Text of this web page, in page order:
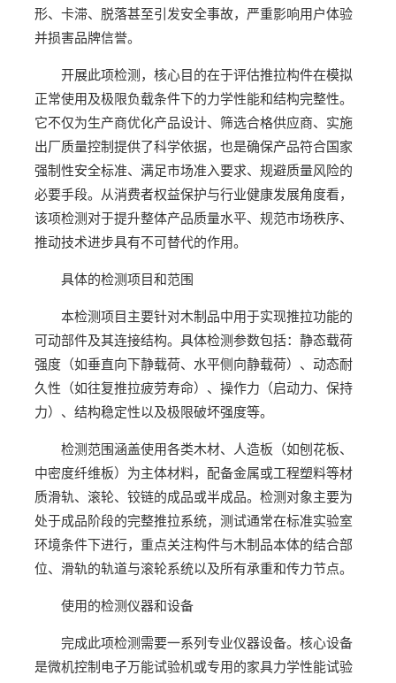
形、卡滞、脱落甚至引发安全事故，严重影响用户体验
并损害品牌信誉。
开展此项检测，核心目的在于评估推拉构件在模拟
正常使用及极限负载条件下的力学性能和结构完整性。
它不仅为生产商优化产品设计、筛选合格供应商、实施
出厂质量控制提供了科学依据，也是确保产品符合国家
强制性安全标准、满足市场准入要求、规避质量风险的
必要手段。从消费者权益保护与行业健康发展角度看，
该项检测对于提升整体产品质量水平、规范市场秩序、
推动技术进步具有不可替代的作用。
具体的检测项目和范围
本检测项目主要针对木制品中用于实现推拉功能的
可动部件及其连接结构。具体检测参数包括：静态载荷
强度（如垂直向下静载荷、水平侧向静载荷）、动态耐
久性（如往复推拉疲劳寿命）、操作力（启动力、保持
力）、结构稳定性以及极限破坏强度等。
检测范围涵盖使用各类木材、人造板（如刨花板、
中密度纤维板）为主体材料，配备金属或工程塑料等材
质滑轨、滚轮、铰链的成品或半成品。检测对象主要为
处于成品阶段的完整推拉系统，测试通常在标准实验室
环境条件下进行，重点关注构件与木制品本体的结合部
位、滑轨的轨道与滚轮系统以及所有承重和传力节点。
使用的检测仪器和设备
完成此项检测需要一系列专业仪器设备。核心设备
是微机控制电子万能试验机或专用的家具力学性能试验